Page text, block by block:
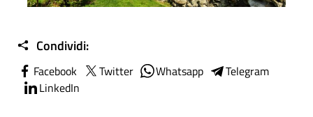
Condividi:
Facebook Twitter Whatsapp
Telegram
LinkedIn